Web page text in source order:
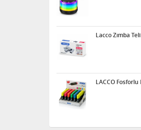
Lacco Zımba
LACCO Fosforlu